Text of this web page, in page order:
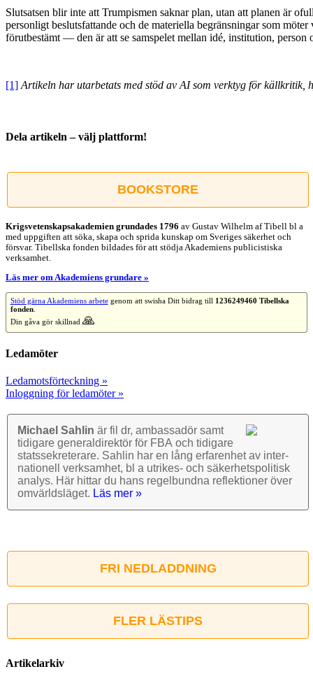
Slutsatsen blir inte att Trumpismen saknar plan, utan att planen är
personligt beslutsfattande och de materiella begränsningar som
förutbestämt — den är att se samspelet mellan idé, institution, person
[1] Artikeln har utarbetats med stöd av AI som verktyg för källkritik,
Dela artikeln – välj plattform!
post
BOOKSTORE
Krigsvetenskap­sakademien grundades 1796 av Gustav Wilhelm af Tibell bl a
med uppgiften att söka, skapa och sprida kunskap om Sveriges säkerhet och
försvar. Tibellska fonden bildades för att stödja Akademiens publicistiska
verksamhet.
Läs mer om Akademiens grundare »
Stöd gärna Akademiens arbetegenom att swisha Ditt bidrag till 1236249460 Tibellska
fonden.
Din gåva gör skillnad 🙏
Ledamöter
Ledamotsförteckning »
Inloggning för ledamöter »
Michael Sahlin är fil dr, ambassadör samt
tidigare general­direktör för FBA och tidigare
stats­sekre­terare. Sahlin har en lång erfarenhet av inter­
nationell verk­samhet, bl a utrikes- och säkerhets­politisk
analys. Här hittar du hans regel­bundna reflek­tioner över
omvärlds­läget. Läs mer »
FRI NEDLADDNING
FLER LÄSTIPS
Artikelarkiv